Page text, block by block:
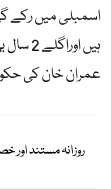
عمران خان کی
روزانہ مستند